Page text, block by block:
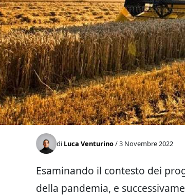
di Luca Venturino/ 3 Novembre 2022
Esaminando il contesto dei
della pandemia, e